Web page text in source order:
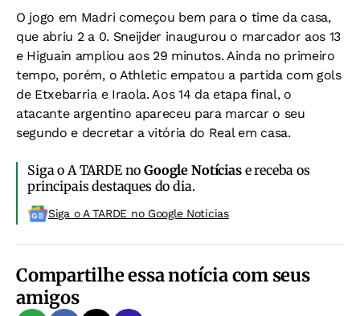
O jogo em Madri começou bem para o time da casa,
que abriu 2 a 0. Sneijder inaugurou o marcador aos 13
e Higuain ampliou aos 29 minutos. Ainda no primeiro
tempo, porém, o Athletic empatou a partida com gols
de Etxebarria e Iraola. Aos 14 da etapa final, o
atacante argentino apareceu para marcar o seu
segundo e decretar a vitória do Real em casa.
Siga o A TARDE noGoogle Notíciase receba os
principais destaques do dia.
Siga o A TARDE no Google Noticias
Compartilhe essa notícia com seus
amigos